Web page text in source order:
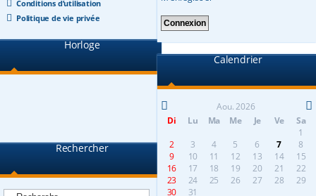
Conditions d’utilisation
Politique de vie privée
Horloge
Rechercher
Calendrier
Aou. 2026
Di
Lu Ma Me Je Ve
Sa
1
2
3 4 5 6 7
8
9
10 11 12 13 14
15
16
17 18 19 20 21
22
23
24 25 26 27 28
29
30
31